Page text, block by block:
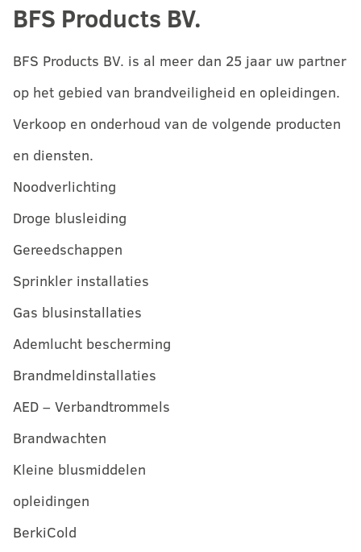
BFS Products BV.
BFS Products BV. is al meer dan 25 jaar uw partner
op het gebied van brandveiligheid en opleidingen.
Verkoop en onderhoud van de volgende producten
en diensten.
Noodverlichting
Droge blusleiding
Gereedschappen
Sprinkler installaties
Gas blusinstallaties
Ademlucht bescherming
Brandmeldinstallaties
AED – Verbandtrommels
Brandwachten
Kleine blusmiddelen
opleidingen
BerkiCold